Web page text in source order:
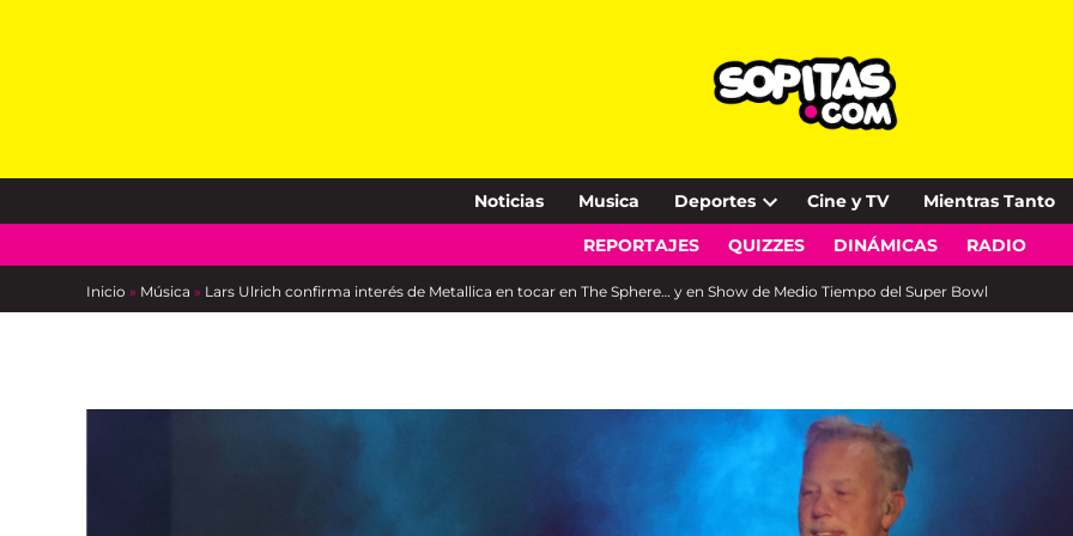
Noticias Musica Deportes
Open
dropdown
Cine y TV Mientras Tanto
REPORTAJES QUIZZES DINÁMICAS RADIO
Inicio » Música » Lars Ulrich confirma interés de Metallica en tocar en The Sphere… y en Show de Medio Tiempo del Super Bowl